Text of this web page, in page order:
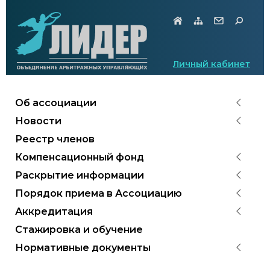
Личный кабинет
Об ассоциации
Новости
Реестр членов
Компенсационный фонд
Раскрытие информации
Порядок приема в Ассоциацию
Аккредитация
Стажировка и обучение
Нормативные документы